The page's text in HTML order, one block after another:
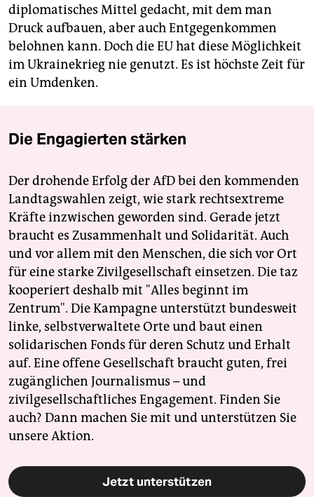
diplomatisches Mittel gedacht, mit dem man
Druck aufbauen, aber auch Entgegenkommen
belohnen kann. Doch die EU hat diese Möglichkeit
im Ukrainekrieg nie genutzt. Es ist höchste Zeit für
ein Umdenken.
Die Engagierten stärken
Der drohende Erfolg der AfD bei den kommenden
Landtagswahlen zeigt, wie stark rechtsextreme
Kräfte inzwischen geworden sind. Gerade jetzt
braucht es Zusammenhalt und Solidarität. Auch
und vor allem mit den Menschen, die sich vor Ort
für eine starke Zivilgesellschaft einsetzen. Die taz
kooperiert deshalb mit "Alles beginnt im
Zentrum". Die Kampagne unterstützt bundesweit
linke, selbstverwaltete Orte und baut einen
solidarischen Fonds für deren Schutz und Erhalt
auf. Eine offene Gesellschaft braucht guten, frei
zugänglichen Journalismus – und
zivilgesellschaftliches Engagement. Finden Sie
auch? Dann machen Sie mit und unterstützen Sie
unsere Aktion.
Jetzt unterstützen